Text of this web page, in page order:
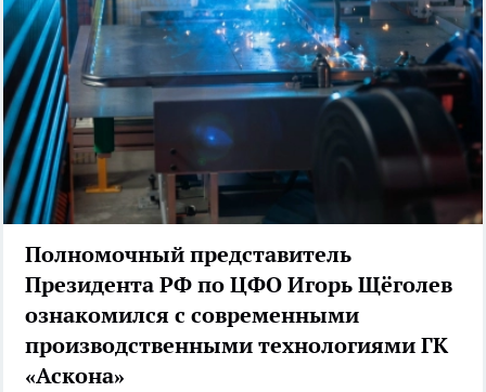
Полномочный представитель
Президента РФ по ЦФО Игорь Щёголев
ознакомился с современными
производственными технологиями ГК
«Аскона»